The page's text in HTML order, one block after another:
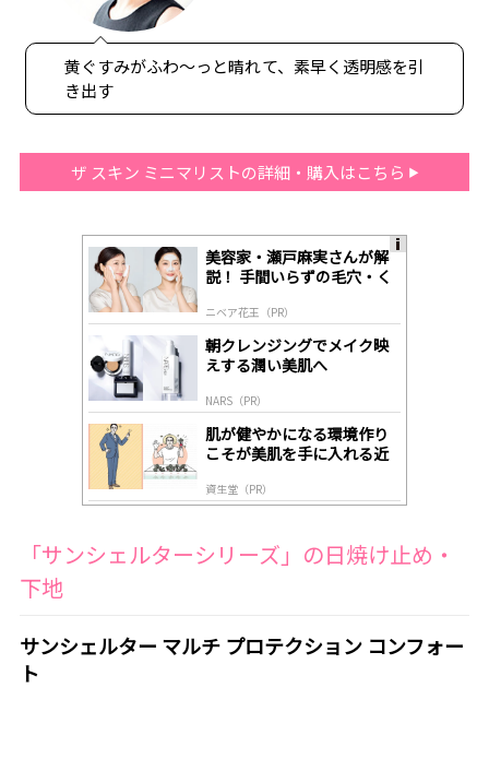
黄ぐすみがふわ〜っと晴れて、素早く透明感を引
き出す
ザ スキン ミニマリストの詳細・購入はこちら
美容家・瀬戸麻実さんが解
説！ 手間いらずの毛穴・く
ニベア花王（PR）
朝クレンジングでメイク映
えする潤い美肌へ
NARS（PR）
肌が健やかになる環境作り
こそが美肌を手に入れる近
資生堂（PR）
「サンシェルターシリーズ」の日焼け止め・
下地
サンシェルター マルチ プロテクション コンフォー
ト